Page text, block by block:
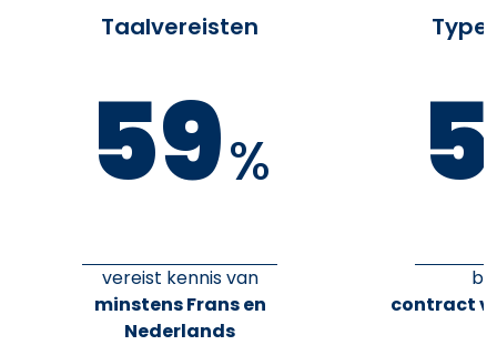
Taalvereisten
59%
vereist kennis van
minstens Frans en
Nederlands
contract